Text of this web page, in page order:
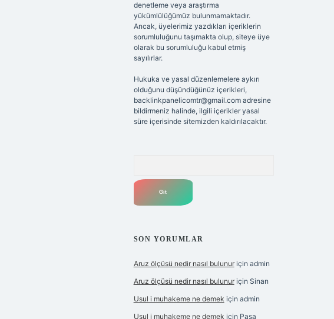
denetleme veya araştırma
yükümlülüğümüz bulunmamaktadır.
Ancak, üyelerimiz yazdıkları içeriklerin
sorumluluğunu taşımakta olup, siteye üye
olarak bu sorumluluğu kabul etmiş
sayılırlar.
Hukuka ve yasal düzenlemelere aykırı
olduğunu düşündüğünüz içerikleri,
backlinkpanelicomtr@gmail.comadresine
bildirmeniz halinde, ilgili içerikler yasal
süre içerisinde sitemizden kaldırılacaktır.
SON YORUMLAR
Aruz ölçüsü nedir nasıl bulunuriçin admin
Aruz ölçüsü nedir nasıl bulunuriçin Sinan
Usul i muhakeme ne demek için admin
Usul i muhakeme ne demek için Paşa